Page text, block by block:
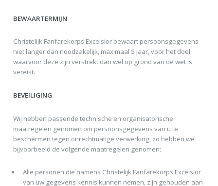
BEWAARTERMIJN
Christelijk Fanfarekorps Excelsior bewaart persoonsgegevens
niet langer dan noodzakelijk, maximaal 5 jaar, voor het doel
waarvoor deze zijn verstrekt dan wel op grond van de wet is
vereist.
BEVEILIGING
Wij hebben passende technische en organisatorische
maatregelen genomen om persoonsgegevens van u te
beschermen tegen onrechtmatige verwerking, zo hebben we
bijvoorbeeld de volgende maatregelen genomen;
Alle personen die namens Christelijk Fanfarekorps Excelsior
van uw gegevens kennis kunnen nemen, zijn gehouden aan